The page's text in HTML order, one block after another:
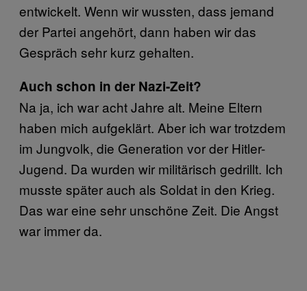
entwickelt. Wenn wir wussten, dass jemand
der Partei angehört, dann haben wir das
Gespräch sehr kurz gehalten.
Auch schon in der Nazi-Zeit?
Na ja, ich war acht Jahre alt. Meine Eltern
haben mich aufgeklärt. Aber ich war trotzdem
im Jungvolk, die Generation vor der Hitler-
Jugend. Da wurden wir militärisch gedrillt. Ich
musste später auch als Soldat in den Krieg.
Das war eine sehr unschöne Zeit. Die Angst
war immer da.